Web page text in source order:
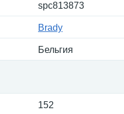
spc813873
Brady
Бельгия
152